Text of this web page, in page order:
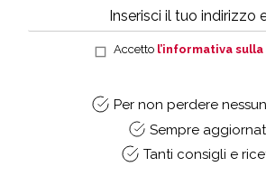
Accetto l’informativa
Per non perdere
Sempre
Tanti consigli e